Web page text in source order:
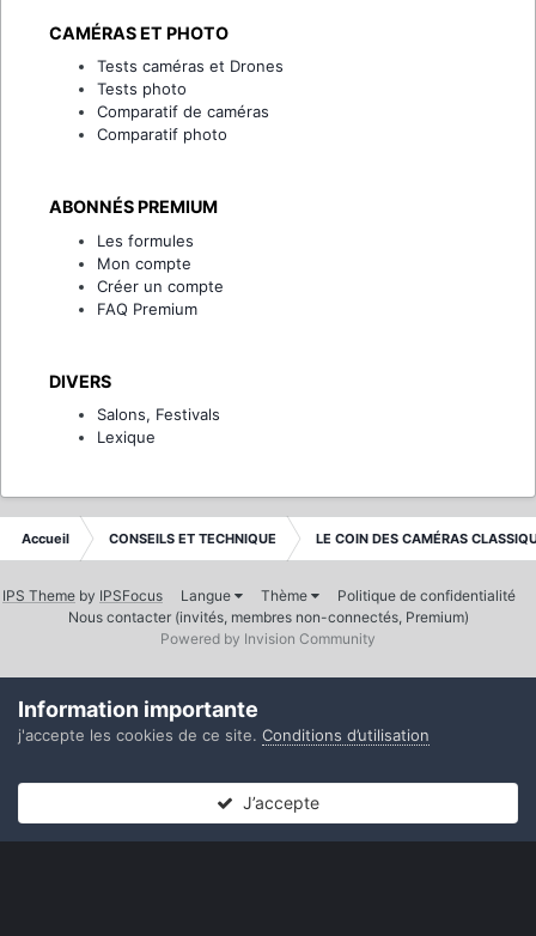
CAMÉRAS ET PHOTO
Tests caméras et Drones
Tests photo
Comparatif de caméras
Comparatif photo
ABONNÉS PREMIUM
Les formules
Mon compte
Créer un compte
FAQ Premium
DIVERS
Salons, Festivals
Lexique
Accueil CONSEILS ET TECHNIQUE LE COIN DES CAMÉRAS
IPS Theme by IPSFocus Langue Thème
Politique de confidentialité
Nous contacter (invités, membres non-connectés, Premium)
Powered by Invision Community
Information importante
j'accepte les cookies de ce site. Conditions d’utilisation
J’accepte